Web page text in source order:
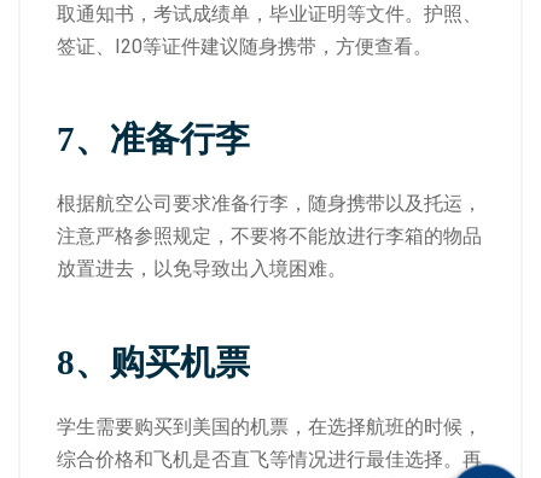
取通知书，考试成绩单，毕业证明等文件。护照、
签证、I20等证件建议随身携带，方便查看。
7、 准备行李
根据航空公司要求准备行李，随身携带以及托运，
注意严格参照规定，不要将不能放进行李箱的物品
放置进去，以免导致出入境困难。
8、 购买机票
学生需要购买到美国的机票，在选择航班的时候，
综合价格和飞机是否直飞等情况进行最佳选择。再